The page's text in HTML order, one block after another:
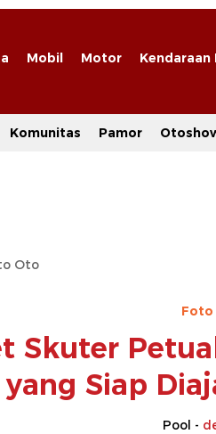
Mobil Motor Kendaraan
Komunitas Pamor
Oto
Foto
Skuter
yang Siap
Pool -